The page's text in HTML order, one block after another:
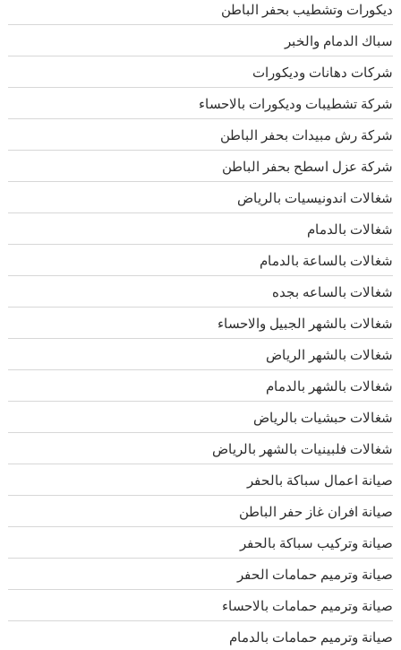
ديكورات وتشطيب بحفر الباطن
سباك الدمام والخبر
شركات دهانات وديكورات
شركة تشطيبات وديكورات بالاحساء
شركة رش مبيدات بحفر الباطن
شركة عزل اسطح بحفر الباطن
شغالات اندونيسيات بالرياض
شغالات بالدمام
شغالات بالساعة بالدمام
شغالات بالساعه بجده
شغالات بالشهر الجبيل والاحساء
شغالات بالشهر الرياض
شغالات بالشهر بالدمام
شغالات حبشيات بالرياض
شغالات فلبينيات بالشهر بالرياض
صيانة اعمال سباكة بالحفر
صيانة افران غاز حفر الباطن
صيانة وتركيب سباكة بالحفر
صيانة وترميم حمامات الحفر
صيانة وترميم حمامات بالاحساء
صيانة وترميم حمامات بالدمام